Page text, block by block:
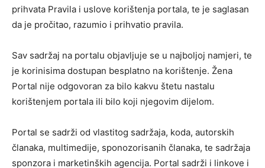
prihvata Pravila i uslove korištenja portala, te je saglasan
da je pročitao, razumio i prihvatio pravila.
Sav sadržaj na portalu objavljuje se u najboljoj namjeri, te
je korinisima dostupan besplatno na korištenje. Žena
Portal nije odgovoran za bilo kakvu štetu nastalu
korištenjem portala ili bilo koji njegovim dijelom.
Portal se sadrži od vlastitog sadržaja, koda, autorskih
članaka, multimedije, sponozorisanih članaka, te sadržaja
sponzora i marketinških agencija. Portal sadrži i linkove i